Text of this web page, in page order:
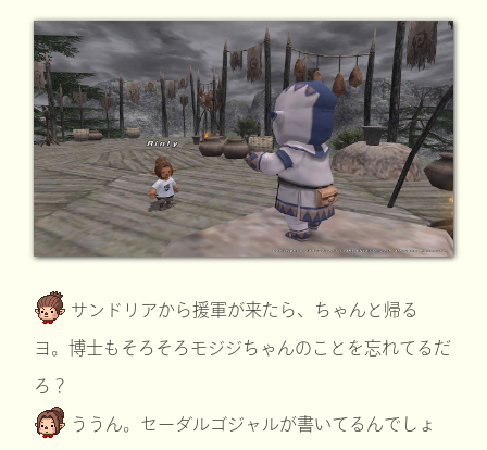
サンドリアから援軍が来たら、ちゃんと帰る
ヨ。博士もそろそろモジジちゃんのことを忘れてるだ
ろ？
ううん。セーダルゴジャルが書いてるんでしょ